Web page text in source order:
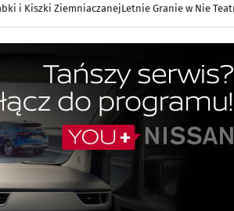
i Kiszki ZiemniaczanejLetnie Granie w Nie